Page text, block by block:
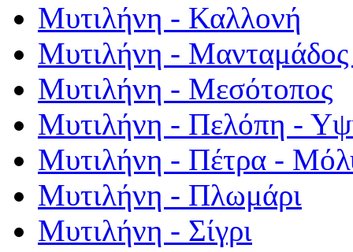
Μυτιλήνη - Καλλονή
Μυτιλήνη - Μανταμάδος
Μυτιλήνη - Μεσότοπος
Μυτιλήνη - Πελόπη -
Μυτιλήνη - Πέτρα -
Μυτιλήνη - Πλωμάρι
Μυτιλήνη - Σίγρι